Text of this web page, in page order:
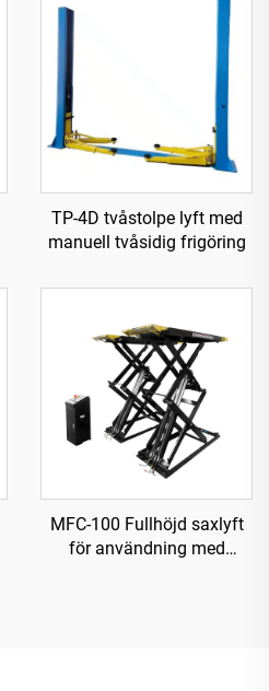
TP-4D tvåstolpe lyft med
manuell tvåsidig frigöring
MFC-100 Fullhöjd saxlyft
för användning med